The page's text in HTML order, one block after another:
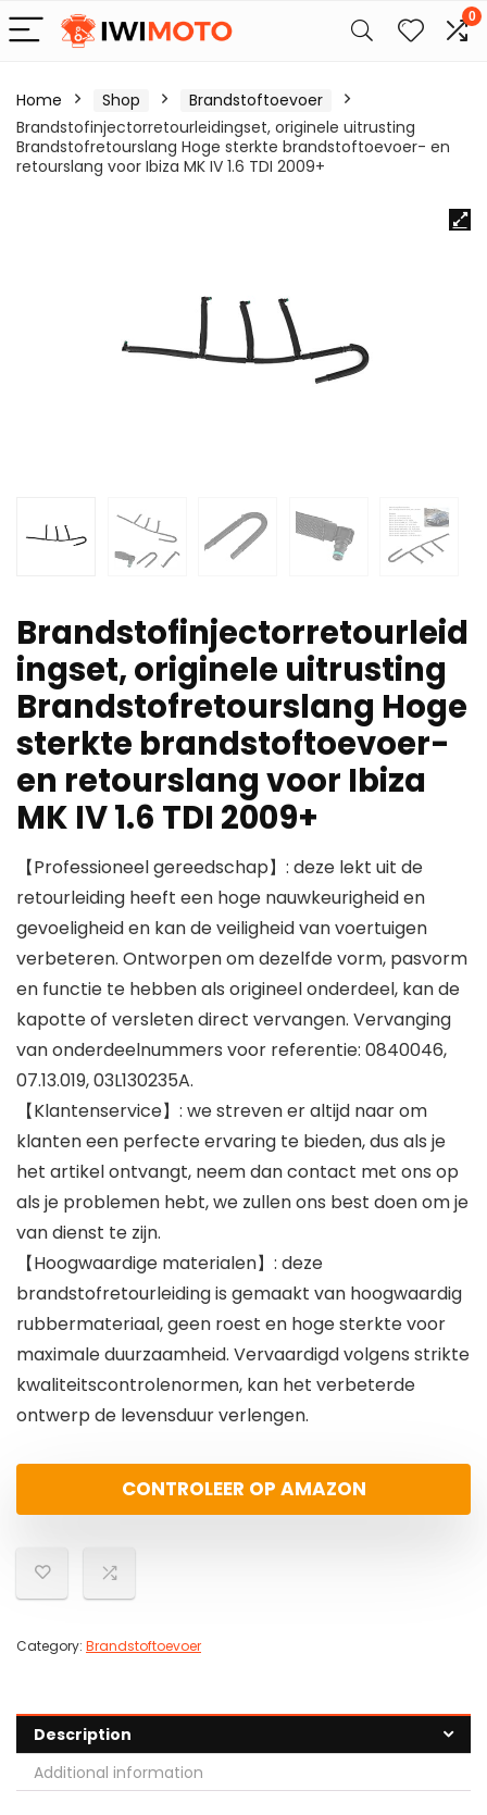
0
Home Shop
Brandstoftoevoer
Brandstofinjectorretourleidingset, originele uitrusting
Brandstofretourslang Hoge sterkte brandstoftoevoer- en
retourslang voor Ibiza MK IV 1.6 TDI 2009+
Brandstofinjectorretourleid
ingset, originele uitrusting
Brandstofretourslang Hoge
sterkte brandstoftoevoer-
en retourslang voor Ibiza
MK IV 1.6 TDI 2009+
【Professioneel gereedschap】: deze lekt uit de
retourleiding heeft een hoge nauwkeurigheid en
gevoeligheid en kan de veiligheid van voertuigen
verbeteren. Ontworpen om dezelfde vorm, pasvorm
en functie te hebben als origineel onderdeel, kan de
kapotte of versleten direct vervangen. Vervanging
van onderdeelnummers voor referentie: 0840046,
07.13.019, 03L130235A.
【Klantenservice】: we streven er altijd naar om
klanten een perfecte ervaring te bieden, dus als je
het artikel ontvangt, neem dan contact met ons op
als je problemen hebt, we zullen ons best doen om je
van dienst te zijn.
【Hoogwaardige materialen】: deze
brandstofretourleiding is gemaakt van hoogwaardig
rubbermateriaal, geen roest en hoge sterkte voor
maximale duurzaamheid. Vervaardigd volgens strikte
kwaliteitscontrolenormen, kan het verbeterde
ontwerp de levensduur verlengen.
CONTROLEER OP AMAZON
Category: Brandstoftoevoer
Description
Additional information